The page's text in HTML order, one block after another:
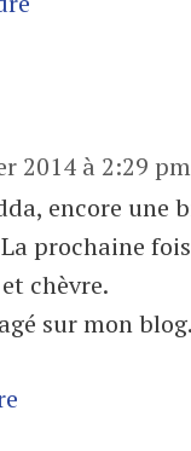
2014 à 2:29 pm
encore une
prochaine
chèvre.
sur mon blog.